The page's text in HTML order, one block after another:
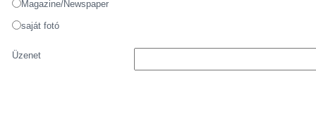
Magazine/Newspaper
saját fotó
Üzenet